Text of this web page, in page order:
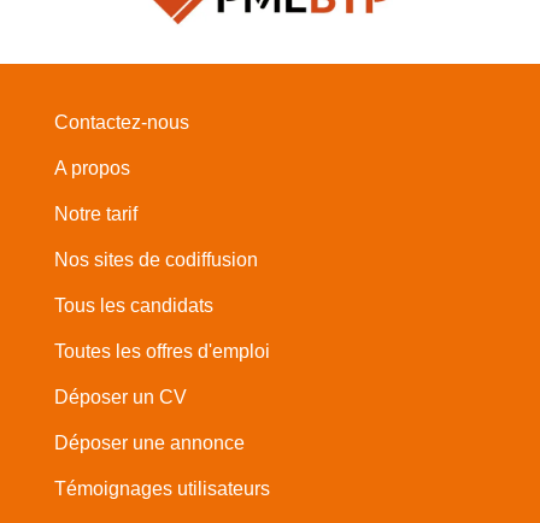
Contactez-nous
A propos
Notre tarif
Nos sites de codiffusion
Tous les candidats
Toutes les offres d'emploi
Déposer un CV
Déposer une annonce
Témoignages utilisateurs